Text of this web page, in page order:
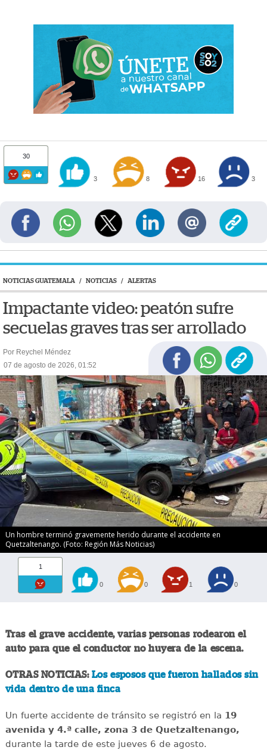
30
3 8 16 3
NOTICIAS GUATEMALA / NOTICIAS / ALERTAS
Impactante video: peatón sufre
secuelas graves tras ser arrollado
Por Reychel Méndez
07 de agosto de 2026, 01:52
Un hombre terminó gravemente herido durante el accidente en
Quetzaltenango. (Foto: Región Más Noticias)
1
0 0 1 0
Tras el grave accidente, varias personas rodearon el
auto para que el conductor no huyera de la escena.
OTRAS NOTICIAS: Los esposos que fueron hallados sin
vida dentro de una finca
Un fuerte accidente de tránsito se registró en la 19
avenida y 4.ª calle, zona 3 de Quetzaltenango,
durante la tarde de este jueves 6 de agosto.